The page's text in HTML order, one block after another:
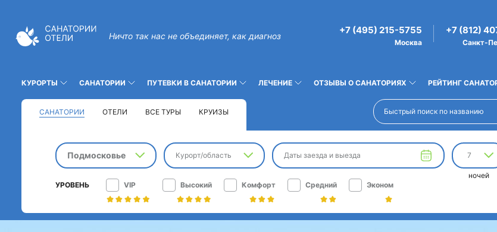
Ничто так нас не объединяет, как диагноз
+7 (495) 215-5755
Москва
+7 (812)
Санкт-
КУРОРТЫ САНАТОРИИ ПУТЕВКИ В САНАТОРИИ ЛЕЧЕНИЕ ОТЗЫВЫ О САНАТОРИЯХ РЕЙТИНГ
САНАТОРИИ ОТЕЛИ ВСЕ ТУРЫ КРУИЗЫ
Подмосковье Курорт/область Даты заезда и выезда 7
ночей
УРОВЕНЬ VIP Высокий Комфорт Средний Эконом